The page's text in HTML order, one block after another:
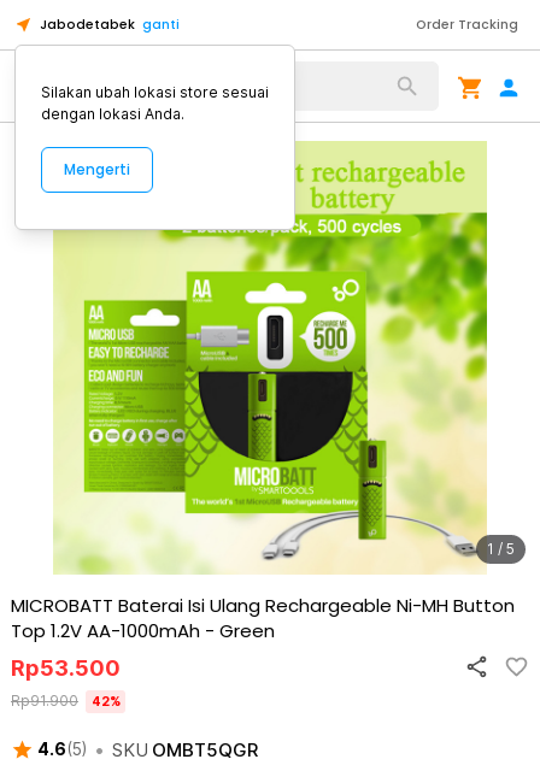
Jabodetabek ganti Order Tracking
Alat Kopi
1 / 5
MICROBATT Baterai Isi Ulang Rechargeable Ni-MH Button
Top 1.2V AA-1000mAh - Green
4.6(5) • SKU OMBT5QGR
Rp53.500
Rp91.900 42%
Silakan ubah lokasi store sesuai
dengan lokasi Anda.
Mengerti